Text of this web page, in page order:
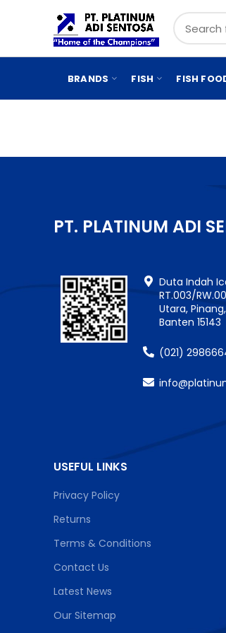
BRANDS FISH FISH
PT. PLATINUM ADI
Duta Indah
RT.003/
Utara,
Banten 15143
(021)
USEFUL LINKS
Privacy Policy
Returns
Terms & Conditions
Contact Us
Latest News
Our Sitemap